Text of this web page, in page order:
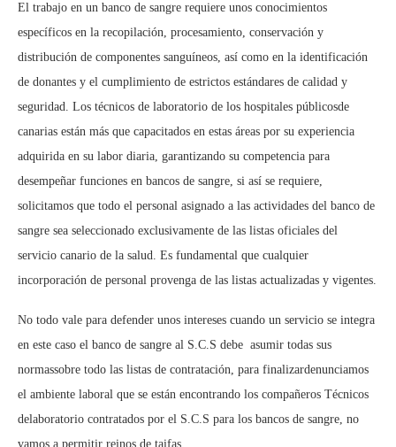
El trabajo en un banco de sangre requiere unos conocimientos
específicos en la recopilación, procesamiento, conservación y
distribución de componentes sanguíneos, así como en la identificación
de donantes y el cumplimiento de estrictos estándares de calidad y
seguridad. Los técnicos de laboratorio de los hospitales públicosde
canarias están más que capacitados en estas áreas por su experiencia
adquirida en su labor diaria, garantizando su competencia para
desempeñar funciones en bancos de sangre, si así se requiere,
solicitamos que todo el personal asignado a las actividades del banco de
sangre sea seleccionado exclusivamente de las listas oficiales del
servicio canario de la salud. Es fundamental que cualquier
incorporación de personal provenga de las listas actualizadas y vigentes.
No todo vale para defender unos intereses cuando un servicio se integra
en este caso el banco de sangre al S.C.S debe asumir todas sus
normassobre todo las listas de contratación, para finalizardenunciamos
el ambiente laboral que se están encontrando los compañeros Técnicos
delaboratorio contratados por el S.C.S para los bancos de sangre, no
vamos a permitir reinos de taifas.